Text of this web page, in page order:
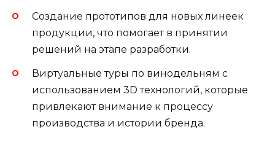
Создание прототипов для новых линеек
продукции, что помогает в принятии
решений на этапе разработки.
Виртуальные туры по винодельням с
использованием 3D технологий, которые
привлекают внимание к процессу
производства и истории бренда.